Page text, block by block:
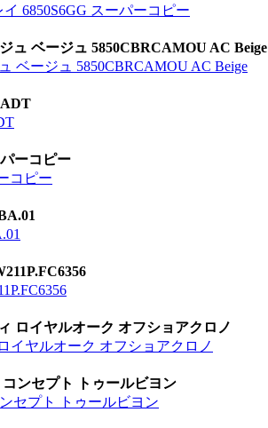
6850S6GG スーパーコピー
ュ ベージュ 5850CBRCAMOU AC Beige
ベージュ 5850CBRCAMOU AC Beige
ーコピー
コピー
ロイヤルオーク オフショアクロノ
イヤルオーク オフショアクロノ
ンセプト トゥールビヨン
セプト トゥールビヨン